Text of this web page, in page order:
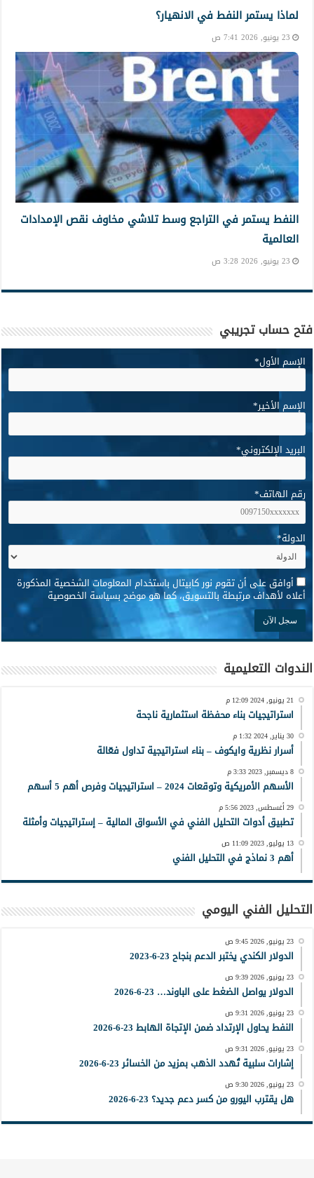
لماذا يستمر النفط في الانهيار؟
23 يونيو, 2026 7:41 ص
النفط يستمر في التراجع وسط تلاشي مخاوف نقص الإمدادات
العالمية
23 يونيو, 2026 3:28 ص
فتح حساب تجريبي
الإسم الأول*
الإسم الأخير*
البريد الإلكتروني*
رقم الهاتف*
الدولة*
* أوافق على أن تقوم نور كابيتال باستخدام المعلومات الشخصية المذكورة
أعلاه لأهداف مرتبطة بالتسويق، كما هو موضح بسياسة الخصوصية
الندوات التعليمية
21 يونيو, 2024 12:09 م
استراتيجيات بناء محفظة استثمارية ناجحة
30 يناير, 2024 1:32 م
أسرار نظرية وايكوف – بناء استراتيجية تداول فعّالة
8 ديسمبر, 2023 3:33 م
الأسهم الأمريكية وتوقعات 2024 – استراتيجيات وفرص أهم 5 أسهم
29 أغسطس, 2023 5:56 م
تطبيق أدوات التحليل الفني في الأسواق المالية – إستراتيجيات وأمثلة
13 يوليو, 2023 11:09 ص
أهم 3 نماذج في التحليل الفني
التحليل الفني اليومي
23 يونيو, 2026 9:45 ص
الدولار الكندي يختبر الدعم بنجاح 23-6-2023
23 يونيو, 2026 9:39 ص
الدولار يواصل الضغط على الباوند… 23-6-2026
23 يونيو, 2026 9:31 ص
النفط يحاول الإرتداد ضمن الإتجاة الهابط 23-6-2026
23 يونيو, 2026 9:31 ص
إشارات سلبية تُهدد الذهب بمزيد من الخسائر 23-6-2026
23 يونيو, 2026 9:30 ص
هل يقترب اليورو من كسر دعم جديد؟ 23-6-2026